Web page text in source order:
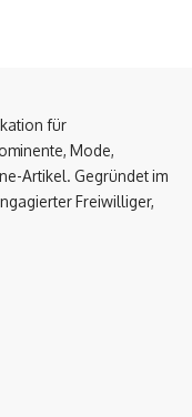
für
Mode,
Artikel. Gegründet im
Freiwilliger,